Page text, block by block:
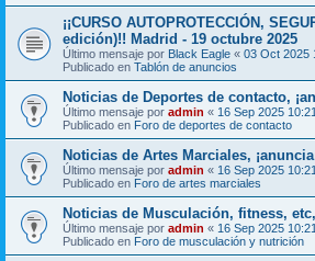
¡¡CURSO AUTOPROTECCIÓN,
edición)!! Madrid - 19 octubre 2025
Último mensaje por Black Eagle « 03 Oct 2025
Publicado en Tablón de anuncios
Noticias de Deportes de contacto,
Último mensaje por admin « 16 Sep 2025 10:21
Publicado en Foro de deportes de contacto
Noticias de Artes Marciales,
Último mensaje por admin « 16 Sep 2025 10:21
Publicado en Foro de artes marciales
Noticias de Musculación, fitness,
Último mensaje por admin « 16 Sep 2025 10:21
Publicado en Foro de musculación y nutrición